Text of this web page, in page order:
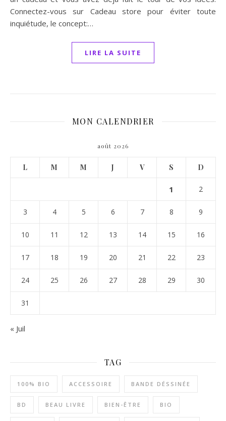
Connectez-vous sur Cadeau store pour éviter toute
inquiétude, le concept:…
LIRE LA SUITE
MON CALENDRIER
août 2026
L M M J V S D
1 2
3 4 5 6 7 8 9
10 11 12 13 14 15 16
17 18 19 20 21 22 23
24 25 26 27 28 29 30
31
« Juil
TAG
100% BIO ACCESSOIRE BANDE DÉSSINÉE
BD BEAU LIVRE BIEN-ÊTRE BIO